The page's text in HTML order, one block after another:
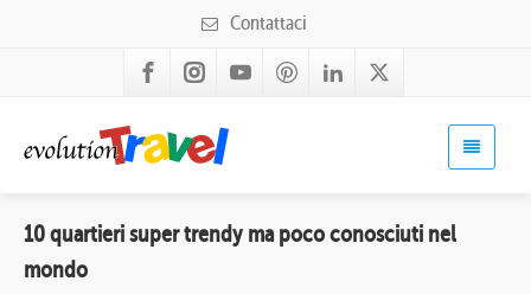
Contattaci
10 quartieri super trendy ma poco conosciuti nel
mondo